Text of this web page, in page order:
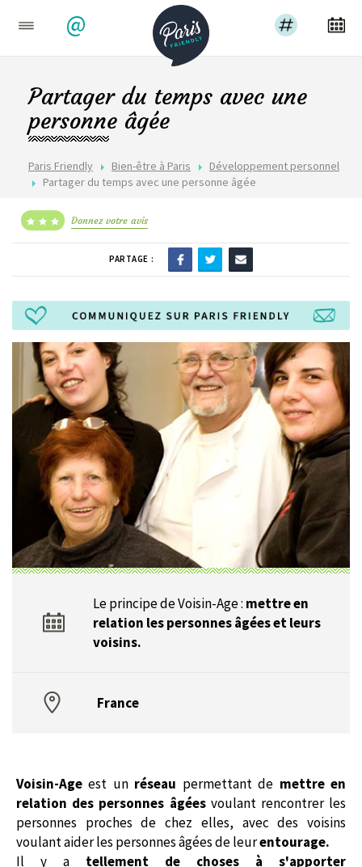
@
Paris Friendly Bien-être à Paris
Développement personnel
Partager du temps avec une personne âgée
Partager du temps avec une
personne âgée
Donnez votre avis
PARTAGE :
Le principe de Voisin-Age : mettre en
relation les personnes âgées et leurs
voisins.
France
Voisin-Age est unréseau permettant de mettre en
relation des personnes âgéesvoulant rencontrer les
personnes proches de chez elles, avec des voisins
voulant aider les personnes âgées de leurentourage.
Il y a tellement de choses à s'apporter